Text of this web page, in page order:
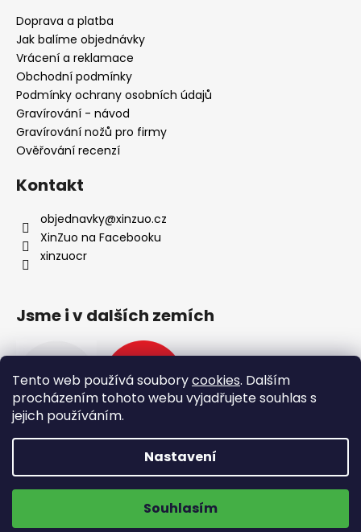
Tento web používá souborycookies. Dalším
procházením tohoto webu vyjadřujete souhlas s
jejich používáním.
Nastavení
Souhlasím
Doprava zdarma na výdejní místa
ZOBRAZIT NOVINKY
Doprava a platba
Jak balíme objednávky
Vrácení a reklamace
Obchodní podmínky
Podmínky ochrany osobních údajů
Gravírování - návod
Gravírování nožů pro firmy
Ověřování recenzí
Kontakt
objednavky@xinzuo.cz
XinZuo na Facebooku
xinzuocr
Jsme i v dalších zemích
Copyright 2026XinZuo. Všechna práva vyhrazena.
Upravit nastavení cookies